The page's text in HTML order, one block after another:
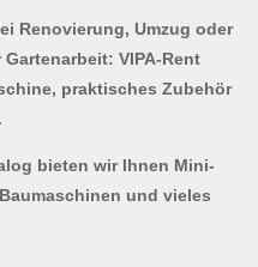
Renovierung, Umzug oder
VIPA-Rent
praktisches Zubehör
bieten wir Ihnen Mini-
und vieles